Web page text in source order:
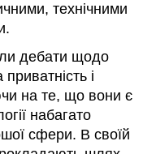
технічними
дебати щодо
і
на те, що вони є
набагато
сфери. В своїй